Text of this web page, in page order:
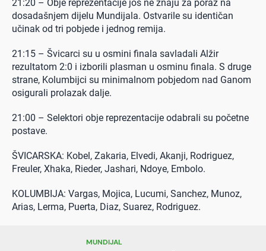
21:20 – Obje reprezentacije još ne znaju za poraz na
dosadašnjem dijelu Mundijala. Ostvarile su identičan
učinak od tri pobjede i jednog remija.
21:15 – Švicarci su u osmini finala savladali Alžir
rezultatom 2:0 i izborili plasman u osminu finala. S druge
strane, Kolumbijci su minimalnom pobjedom nad Ganom
osigurali prolazak dalje.
21:00 – Selektori obje reprezentacije odabrali su početne
postave.
ŠVICARSKA: Kobel, Zakaria, Elvedi, Akanji, Rodriguez,
Freuler, Xhaka, Rieder, Jashari, Ndoye, Embolo.
KOLUMBIJA: Vargas, Mojica, Lucumi, Sanchez, Munoz,
Arias, Lerma, Puerta, Diaz, Suarez, Rodriguez.
MUNDIJAL